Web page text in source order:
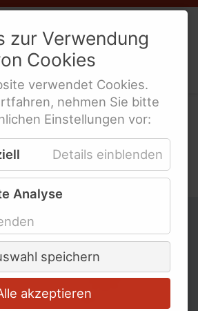
e.V.
Interes­sen­ver­tre­tung
Frauen
nach
suchen
zur Verwendung
Cookies
verwendet Cookies.
nehmen Sie bitte
Einstellungen vor:
Details einblenden
Analyse
speichern
akzeptieren